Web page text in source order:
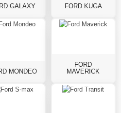
GALAXY FORD KUGA
MONDEO
FORD
MAVERICK